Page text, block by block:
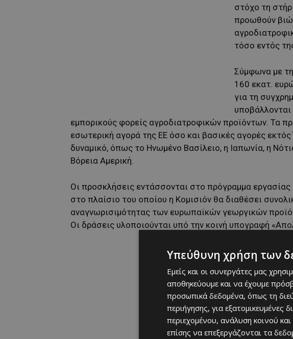
στόχο τη
προωθούν
τόσο εντός
Σύμφωνα με
160 εκατ.
για τη
εμπορικούς φορείς αγροδιατροφικών προϊόντων. Τα
εσωτερική αγορά της ΕΕ όσο και βασικές αγορές
δυναμικό, όπως το Ηνωμένο Βασίλειο, η Ιαπωνία, η
Βόρεια Αμερική.
Οι προσκλήσεις εντάσσονται στο πρόγραμμα
στο πλαίσιο του οποίου η Κομισιόν θα διαθέσει
αναγνωρισιμότητας των ευρωπαϊκών γεωργικών
Οι δράσεις υλοποιούνται υπό την κοινή υπογραφή
Υπεύθυνη χρήση των
Εμείς και οι συνεργάτες μας
αποθηκεύουμε και να έχουμε
προσωπικά δεδομένα, όπως τη
περιήγησης, για εξατομικευμένες
περιεχομένου, ανάλυση κοινού
επίσης να επεξεργάζονται τα